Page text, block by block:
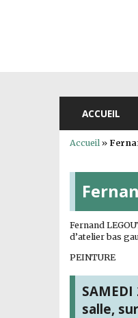
ACCUEIL
Accueil»
Fernand
d’atelier bas
PEINTURE
salle,